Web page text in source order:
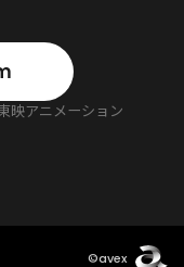
映アニメーション
©avex